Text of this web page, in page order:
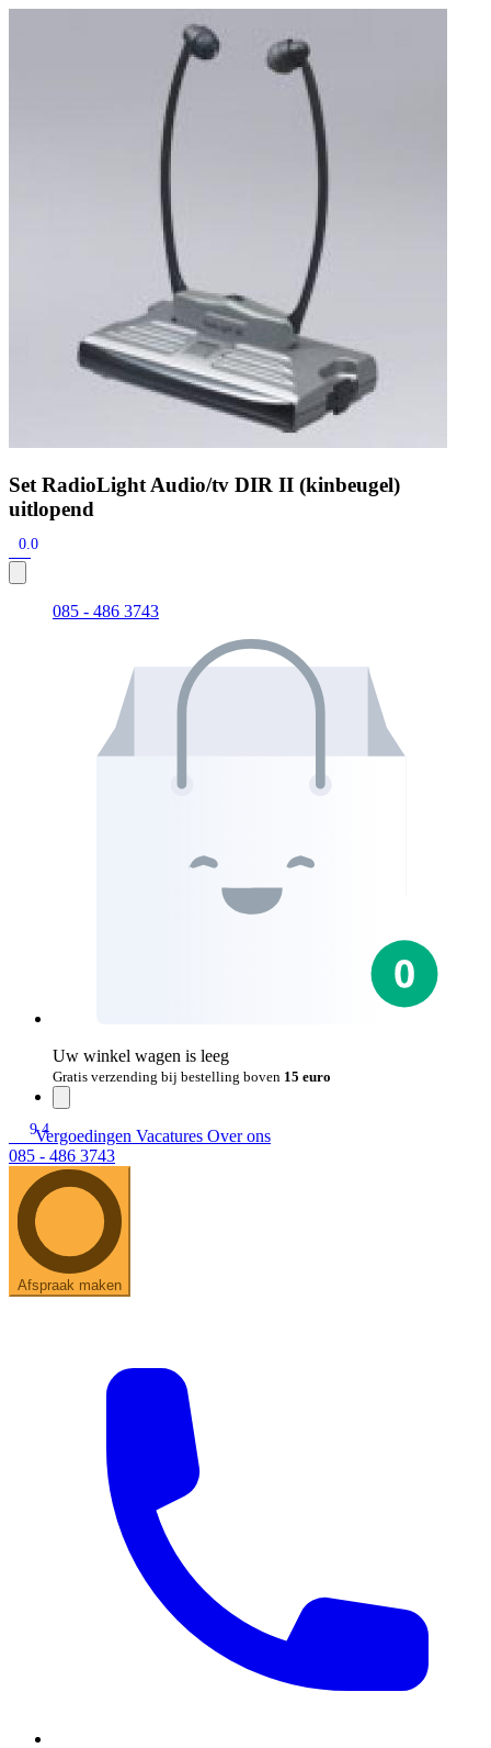
Signia Pure BCT IX Signia Silk IX
Audio Service R LI 7
Widex filters
Domes
Signia Active Mini IX - Oplaadbaar
De Signia Active Mini IX is het nieuwste hoortoestel van Signia.
Set RadioLight Audio/tv DIR II (kinbeugel)
uitlopend
0.0
085 - 486 3743
Uw winkel wagen is leeg
Gratis verzending bij bestelling boven 15 euro
9.4
Vergoedingen Vacatures Over ons
085 - 486 3743
Afspraak maken